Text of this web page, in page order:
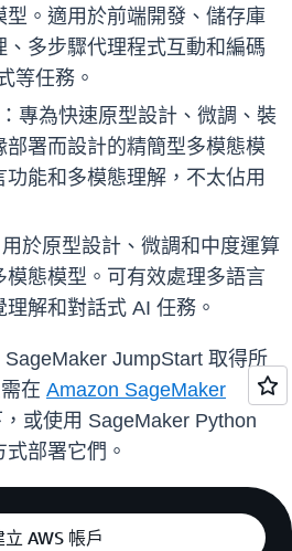
型。適用於前端開發、儲存庫
、多步驟代理程式互動和編碼
等任務。
：專為快速原型設計、微調、裝
部署而設計的精簡型多模態模
功能和多模態理解，不太佔用
用於原型設計、微調和中度運算
模態模型。可有效處理多語言
解和對話式 AI 任務。
JumpStart 取得所
在 Amazon SageMaker
或使用 SageMaker Python
部署它們。
立 AWS 帳戶